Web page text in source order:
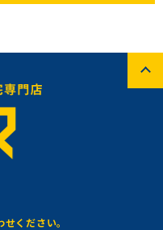
ください。